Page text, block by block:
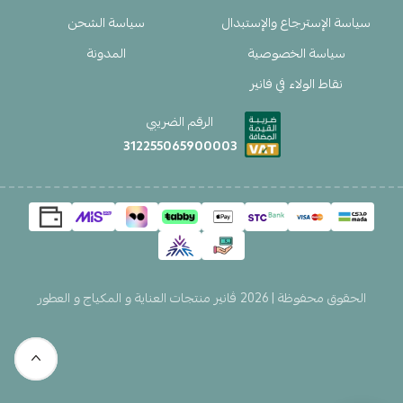
سياسة الإسترجاع والإستبدال
سياسة الشحن
سياسة الخصوصية
المدونة
نقاط الولاء في فانير
الرقم الضريبي
312255065900003
الحقوق محفوظة | 2026 ڤانير منتجات العناية و المكياج و العطور